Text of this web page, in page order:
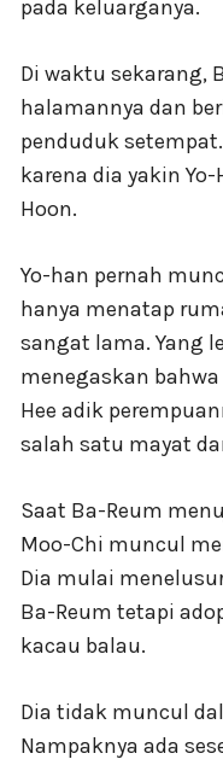
pada keluarganya.
Di waktu sekarang,
halamannya dan
penduduk
karena dia yakin
Hoon.
Yo-han pernah
hanya menatap
sangat lama. Yang
menegaskan
Hee adik
salah satu mayat
Saat Ba-Reum
Moo-Chi muncul
Dia mulai
Ba-Reum tetapi
kacau balau.
Dia tidak muncul
Nampaknya ada